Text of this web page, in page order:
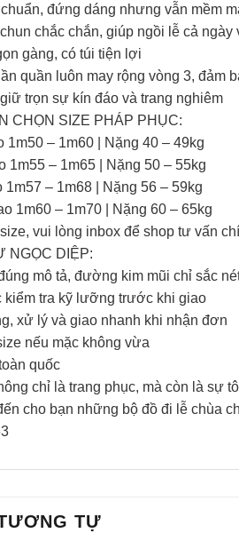
đứng dáng nhưng vẫn mềm
chắc chắn, giúp ngồi lễ cả ngày
gàng, có túi tiện lợi
quần luôn may rộng vòng 3, đảm
trọn sự kín đáo và trang nghiêm
CHỌN SIZE PHÁP PHỤC:
1m50 – 1m60 | Nặng 40 – 49kg
1m55 – 1m65 | Nặng 50 – 55kg
1m57 – 1m68 | Nặng 56 – 59kg
1m60 – 1m70 | Nặng 60 – 65kg
vui lòng inbox để shop tư vấn
NGỌC DIỆP:
mô tả, đường kim mũi chỉ sắc
kiểm tra kỹ lưỡng trước khi giao
xử lý và giao nhanh khi nhận đơn
nếu mặc không vừa
quốc
chỉ là trang phục, mà còn là sự
cho bạn những bộ đồ đi lễ chùa
TỰ